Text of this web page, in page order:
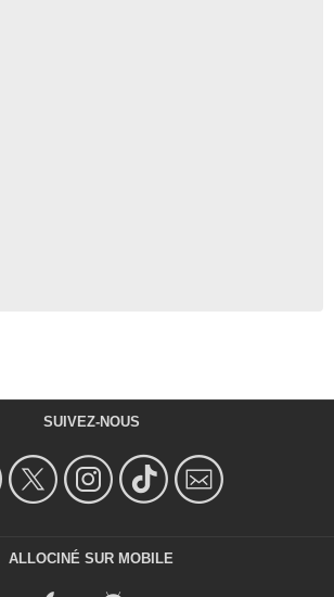
SUIVEZ-NOUS
ALLOCINÉ SUR MOBILE